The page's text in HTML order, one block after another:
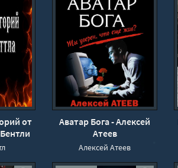
от
Аватар Бога - Алексей
Атеев
Алексей Атеев